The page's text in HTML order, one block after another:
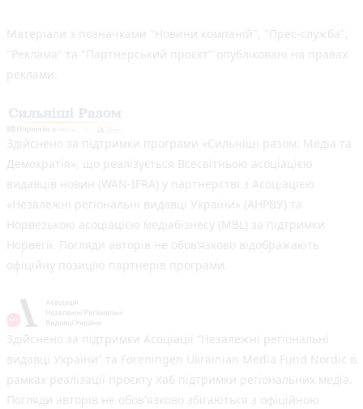
Матеріали з позначками "Новини компаній", "Прес-служба",
"Реклама" та "Партнерський проєкт" опубліковані на правах
реклами.
Здійснено за підтримки програми «Сильніші разом: Медіа та
Демократія», що реалізується Всесвітньою асоціацією
видавців новин (WAN-IFRA) у партнерстві з Асоціацією
«Незалежні регіональні видавці України» (АНРВУ) та
Норвезькою асоціацією медіабізнесу (MBL) за підтримки
Норвегії. Погляди авторів не обов’язково відображають
офіційну позицію партнерів програми.
Здійснено за підтримки Асоціації “Незалежні регіональні
видавці України” та Foreningen Ukrainian Media Fund Nordic в
рамках реалізації проєкту Хаб підтримки регіональних медіа.
Погляди авторів не обов'язково збігаються з офіційною